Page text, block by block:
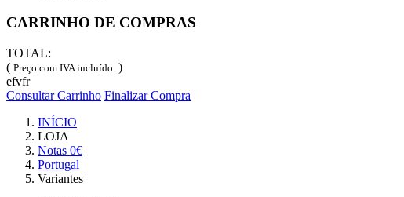
CARRINHO DE COMPRAS
TOTAL:
( Preço com IVA incluído. )
efvfr
Consultar Carrinho Finalizar Compra
INÍCIO
LOJA
Notas 0€
Portugal
Variantes